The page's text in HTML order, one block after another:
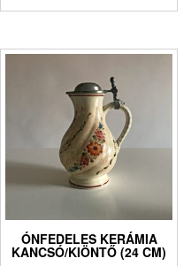
ÓNFEDELES KERÁMIA
KANCSÓ/KIÖNTŐ (24 CM)